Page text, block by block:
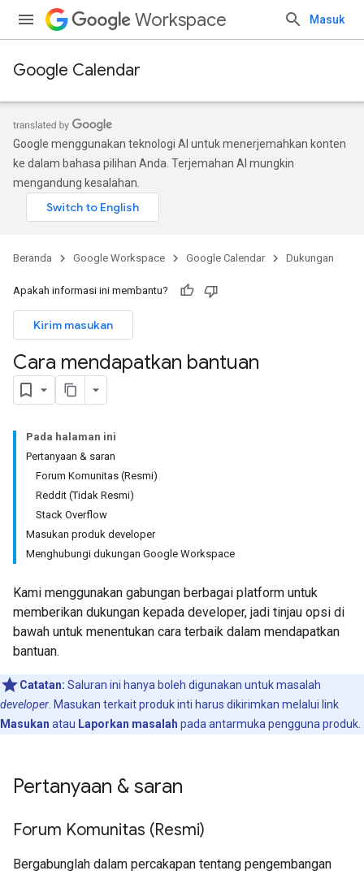
Workspace Masuk
Google Calendar
Google menggunakan teknologi AI untuk menerjemahkan konten
ke dalam bahasa pilihan Anda. Terjemahan AI mungkin
mengandung kesalahan.
Beranda Google Workspace Google Calendar Dukungan
Apakah informasi ini membantu?
Kirim masukan
Cara mendapatkan bantuan
Pada halaman ini
Pertanyaan & saran
Forum Komunitas (Resmi)
Reddit (Tidak Resmi)
Stack Overflow
Masukan produk developer
Menghubungi dukungan Google Workspace
Kami menggunakan gabungan berbagai platform untuk
memberikan dukungan kepada developer, jadi tinjau opsi di
bawah untuk menentukan cara terbaik dalam mendapatkan
bantuan.
Catatan: Saluran ini hanya boleh digunakan untuk masalah
developer . Masukan terkait produk inti harus dikirimkan melalui link
Masukan atau Laporkan masalah pada antarmuka pengguna produk.
Pertanyaan & saran
Forum Komunitas (Resmi)
Bergabunglah dalam percakapan tentang pengembangan